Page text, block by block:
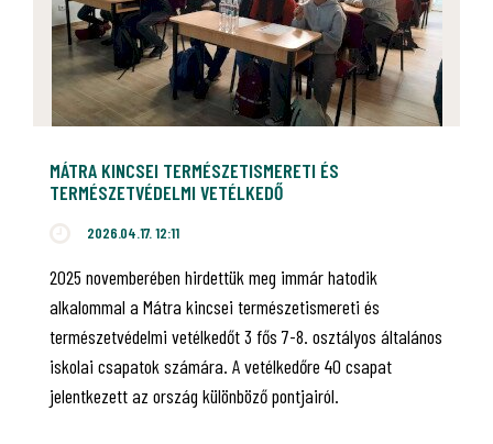
MÁTRA KINCSEI TERMÉSZETISMERETI ÉS
TERMÉSZETVÉDELMI VETÉLKEDŐ
2026.04.17. 12:11
2025 novemberében hirdettük meg immár hatodik
alkalommal a Mátra kincsei természetismereti és
természetvédelmi vetélkedőt 3 fős 7-8. osztályos általános
iskolai csapatok számára. A vetélkedőre 40 csapat
jelentkezett az ország különböző pontjairól.